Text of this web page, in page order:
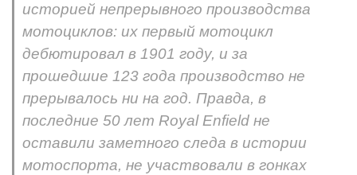
историей непрерывного производства
мотоциклов: их первый мотоцикл
дебютировал в 1901 году, и за
прошедшие 123 года производство не
прерывалось ни на год. Правда, в
последние 50 лет Royal Enfield не
оставили заметного следа в истории
мотоспорта, не участвовали в гонках